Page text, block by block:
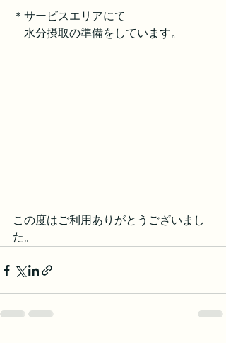
＊サービスエリアにて
水分摂取の準備をしています。
この度はご利用ありがとうございまし
た。